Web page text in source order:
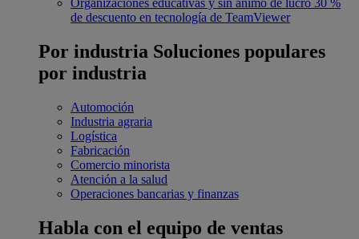
de descuento en tecnología de TeamViewer
Por industria Soluciones populares
por industria
Automoción
Industria agraria
Logística
Fabricación
Comercio minorista
Atención a la salud
Operaciones bancarias y finanzas
Habla con el equipo de ventas